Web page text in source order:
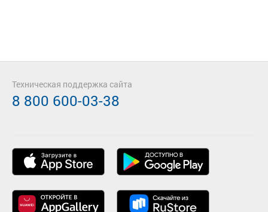
Техническая поддержка сайта
8 800 600-03-38